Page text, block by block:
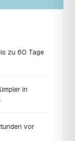
zu 60 Tage
in
vor